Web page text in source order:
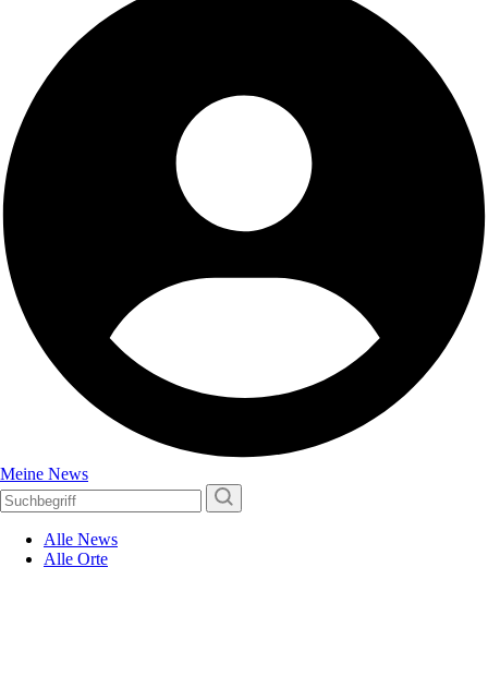
Meine News
Alle News
Alle Orte